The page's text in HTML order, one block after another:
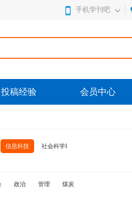
手机学刊吧
投稿经验 会员中心
信息科技
社会科学I
政治 管理
煤炭